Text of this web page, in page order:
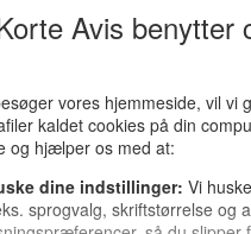
kontaktes via mail til
20 30 10 96
22, 2791 Dragør
>